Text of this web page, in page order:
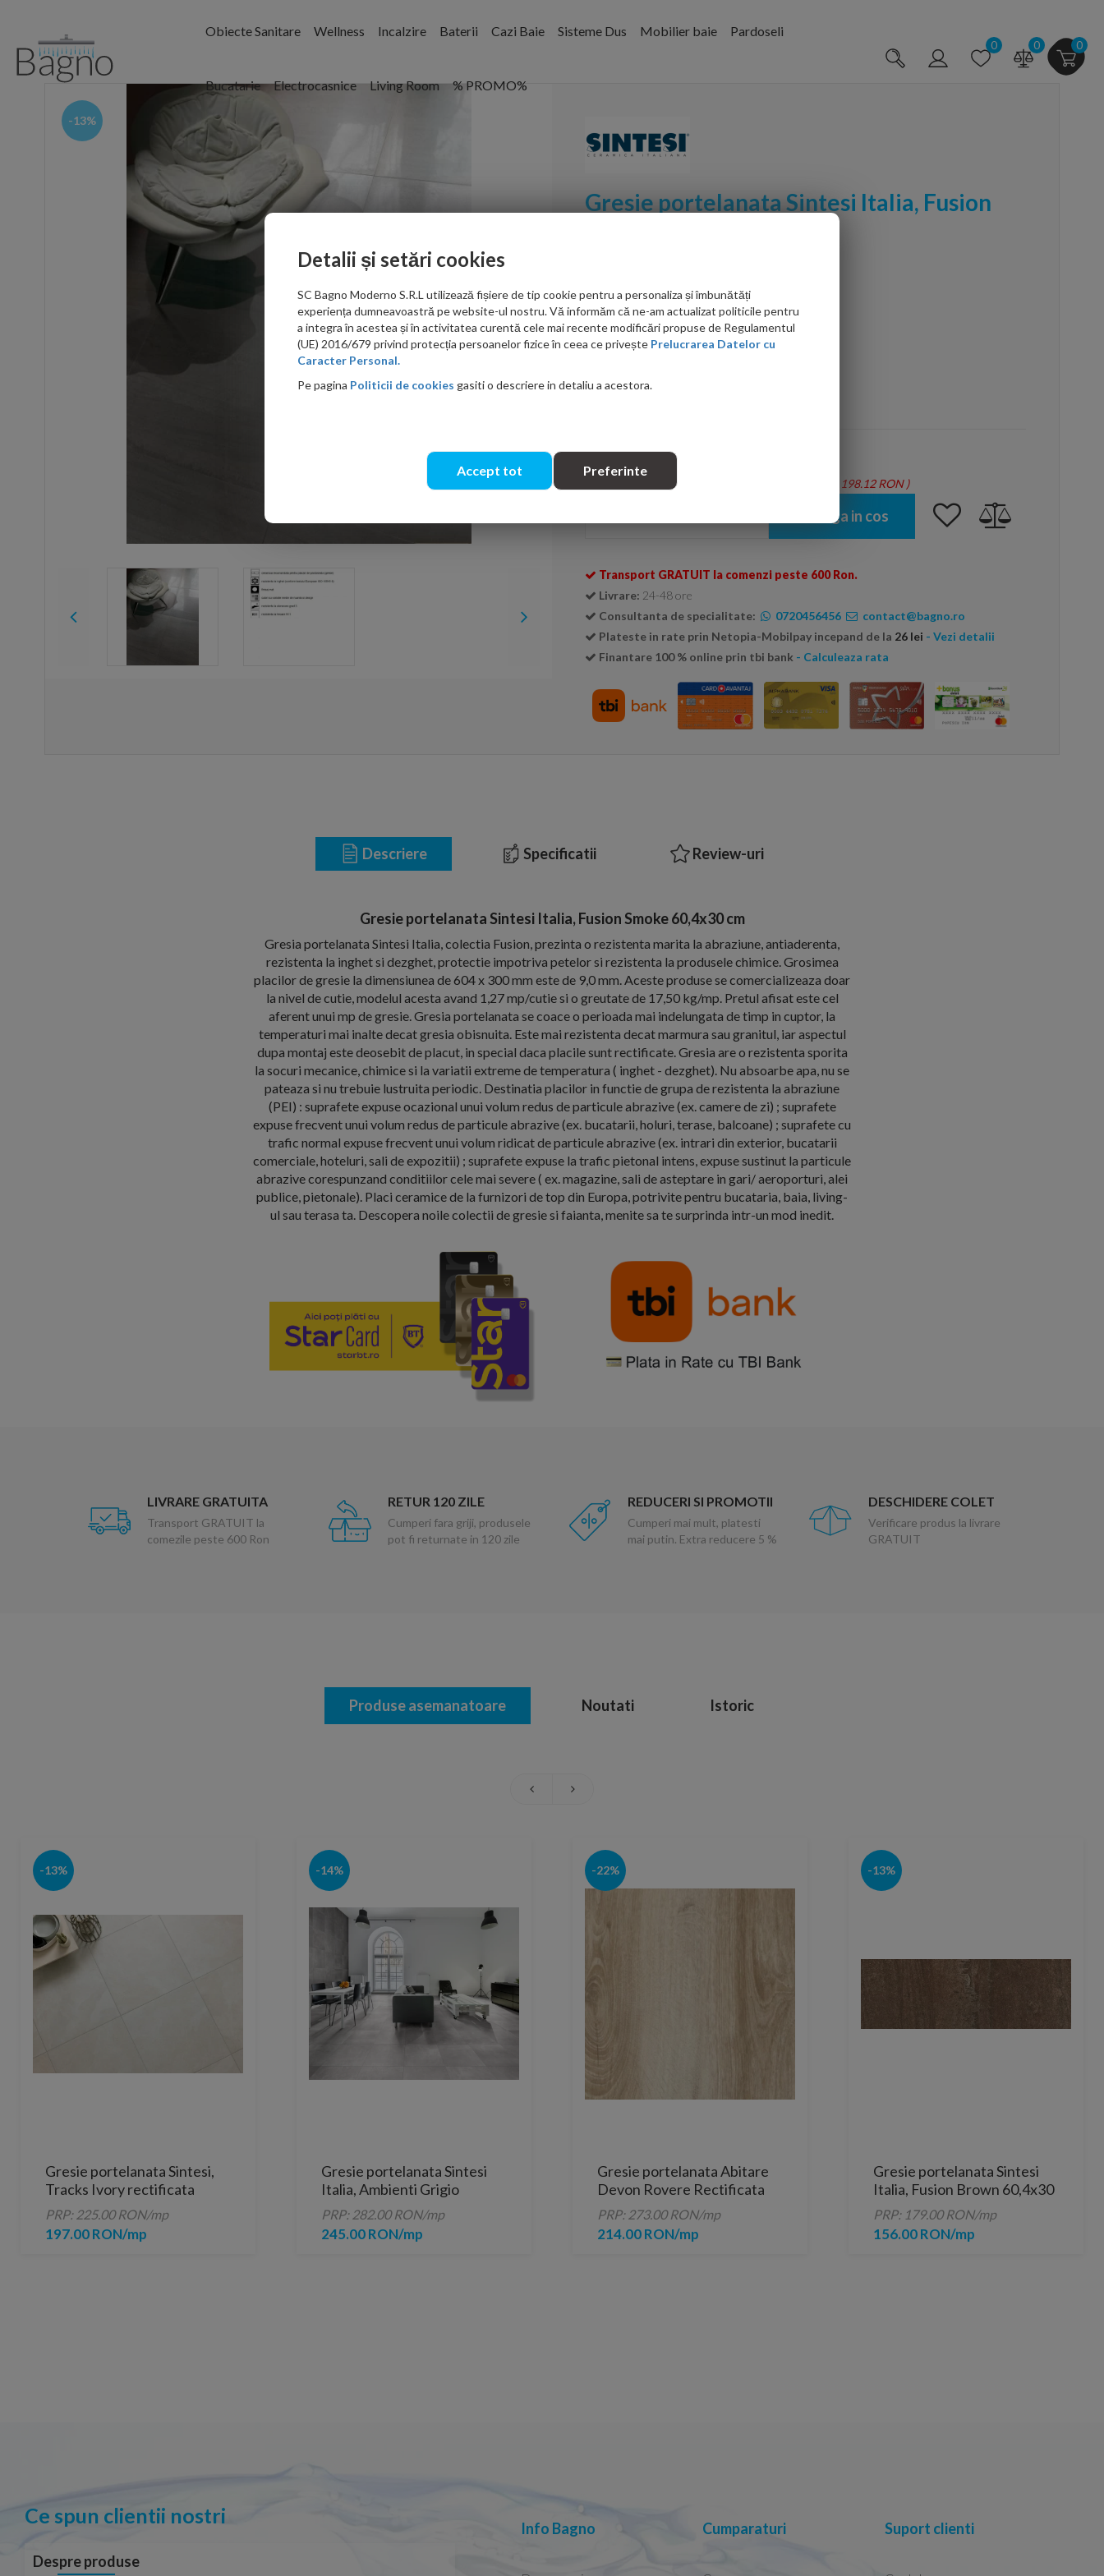
Obiecte Sanitare Wellness Incalzire Baterii Cazi Baie Sisteme Dus Mobilier baie Pardoseli
Bucatarie Electrocasnice Living Room % PROMO%
0 0 0
-13%
Gresie portelanata Sintesi Italia, Fusion
PRP: 179.00 RON/mp
156.00
Se livreaza doar la cutie ( 1 cutie = 1.27 mp - Total: 198.12 RON )
Adauga in cos
Transport GRATUIT la comenzi peste 600 Ron.
Livrare: 24-48 ore
Consultanta de specialitate:
0720456456
contact@bagno.ro
Plateste in rate prin Netopia-Mobilpay incepand de la 26 lei - Vezi detalii
Finantare 100 % online prin tbi bank - Calculeaza rata
Descriere Specificatii Review-uri
Gresie portelanata Sintesi Italia, Fusion Smoke 60,4x30 cm
Gresia portelanata Sintesi Italia, colectia Fusion, prezinta o rezistenta marita la abraziune, antiaderenta,
rezistenta la inghet si dezghet, protectie impotriva petelor si rezistenta la produsele chimice. Grosimea
placilor de gresie la dimensiunea de 604 x 300 mm este de 9,0 mm. Aceste produse se comercializeaza doar
la nivel de cutie, modelul acesta avand 1,27 mp/cutie si o greutate de 17,50 kg/mp. Pretul afisat este cel
aferent unui mp de gresie. Gresia portelanata se coace o perioada mai indelungata de timp in cuptor, la
temperaturi mai inalte decat gresia obisnuita. Este mai rezistenta decat marmura sau granitul, iar aspectul
dupa montaj este deosebit de placut, in special daca placile sunt rectificate. Gresia are o rezistenta sporita
la socuri mecanice, chimice si la variatii extreme de temperatura ( inghet - dezghet). Nu absoarbe apa, nu se
pateaza si nu trebuie lustruita periodic. Destinatia placilor in functie de grupa de rezistenta la abraziune
(PEI) : suprafete expuse ocazional unui volum redus de particule abrazive (ex. camere de zi) ; suprafete
expuse frecvent unui volum redus de particule abrazive (ex. bucatarii, holuri, terase, balcoane) ; suprafete cu
trafic normal expuse frecvent unui volum ridicat de particule abrazive (ex. intrari din exterior, bucatarii
comerciale, hoteluri, sali de expozitii) ; suprafete expuse la trafic pietonal intens, expuse sustinut la particule
abrazive corespunzand conditiilor cele mai severe ( ex. magazine, sali de asteptare in gari/ aeroporturi, alei
publice, pietonale). Placi ceramice de la furnizori de top din Europa, potrivite pentru bucataria, baia, living-
ul sau terasa ta. Descopera noile colectii de gresie si faianta, menite sa te surprinda intr-un mod inedit.
LIVRARE GRATUITA
Transport GRATUIT la
comezile peste 600 Ron
RETUR 120 ZILE
Cumperi fara griji, produsele
pot fi returnate in 120 zile
REDUCERI SI PROMOTII
Cumperi mai mult, platesti
mai putin. Extra reducere 5 %
DESCHIDERE COLET
Verificare produs la livrare
GRATUIT
Produse asemanatoare Noutati Istoric
-13%
Gresie portelanata Sintesi,
Tracks Ivory rectificata
60x30 cm
PRP: 225.00 RON/mp
197.00 RON/mp
-14%
Gresie portelanata Sintesi
Italia, Ambienti Grigio
Rectificata 80,2x40 cm
PRP: 282.00 RON/mp
245.00 RON/mp
-22%
Gresie portelanata Abitare
Devon Rovere Rectificata
121x20
PRP: 273.00 RON/mp
214.00 RON/mp
-13%
Gresie portelanata Sintesi
Italia, Fusion Brown 60,4x30
cm
PRP: 179.00 RON/mp
156.00 RON/mp
Ce spun clientii nostri
Despre produse
Info Bagno Cumparaturi Suport clienti
Detalii și setări cookies
SC Bagno Moderno S.R.L utilizează fișiere de tip cookie pentru a personaliza și îmbunătăți
experiența dumneavoastră pe website-ul nostru. Vă informăm că ne-am actualizat politicile pentru
a integra în acestea și în activitatea curentă cele mai recente modificări propuse de Regulamentul
(UE) 2016/679 privind protecția persoanelor fizice în ceea ce privește Prelucrarea Datelor cu
Caracter Personal.
Pe pagina Politicii de cookies gasiti o descriere in detaliu a acestora.
Accept tot Preferinte